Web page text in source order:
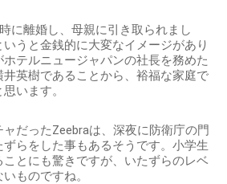
に離婚し、母親に引き取られまし
うと金銭的に大変なイメージがあり
テルニュージャパンの社長を務めた
英樹であることから、裕福な家庭で
います。
だったZeebraは、深夜に防衛庁の門
らをした事もあるそうです。小学生
とにも驚きですが、いたずらのレベ
ものですね。